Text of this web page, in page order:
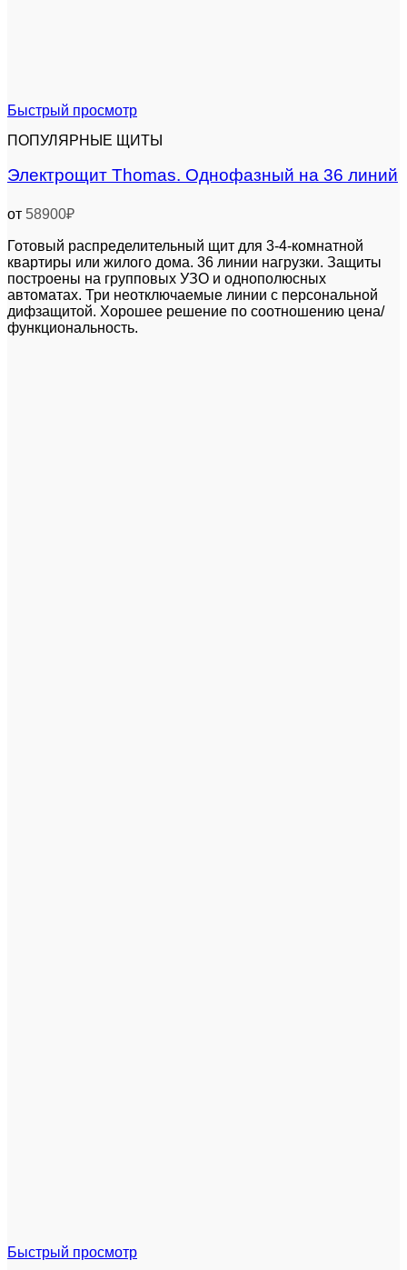
Быстрый просмотр
ПОПУЛЯРНЫЕ ЩИТЫ
Электрощит Thomas. Однофазный на 36 линий
от 58900₽
Готовый распределительный щит для 3-4-комнатной
квартиры или жилого дома. 36 линии нагрузки. Защиты
построены на групповых УЗО и однополюсных
автоматах. Три неотключаемые линии с персональной
дифзащитой. Хорошее решение по соотношению цена/
функциональность.
Быстрый просмотр